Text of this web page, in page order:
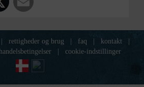
rettigheder og brug faq kontakt
handelsbetingelser cookie-indstillinger